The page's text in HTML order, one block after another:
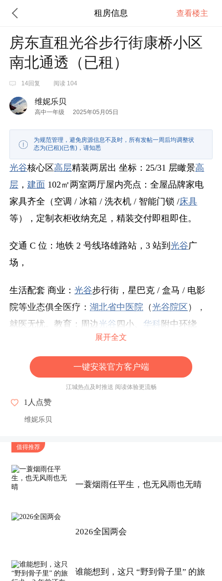
租房信息 查看楼主
房东直租光谷步行街康桥小区
南北通透（已租）
14回复 阅读 104
维妮乐贝
高中一年级 2025年05月05日
为规范管理，避免房源信息不及时，所有发帖一周后均调整状
态为(已租)(已售)，请知悉
光谷核心区高层精装两居出 坐标：25/31 层瞰景高
层 ，建面 102㎡两室两厅屋内亮点：全屋品牌家电
家具齐全（空调 / 冰箱 / 洗衣机 / 智能门锁 /床具
等），定制衣柜收纳充足，精装交付即租即住。
交通 C 位：地铁 2 号线珞雄路站，3 站到光谷广
场，
生活配套 商业：光谷步行街，星巴克 / 盒马 / 电影
院等业态俱全医疗：湖北省中医院 （光谷院区 ），
就医无忧。教育：周边 光谷 四小、 华科附中环绕
（非学位房，仅作配套参考）
租户要求：优先选择爱护房屋、重视居住环境的长
租客户，拒绝养宠 / 群租，共同维护精装家居的良
好状态
展开全文
一键安装官方客户端
江城热点及时推送 阅读体验更流畅
1 人点赞
维妮乐贝
值得推荐
一蓑烟雨任平生，也无风雨也无晴
2026全国两会
谁能想到，这只 “野到骨子里” 的旅